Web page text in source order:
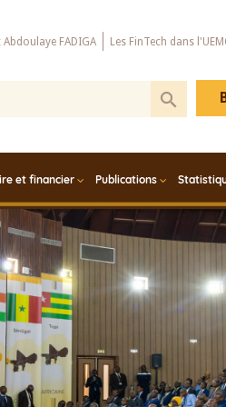
Abdoulaye FADIGA Les FinTech dans
et financier Publications